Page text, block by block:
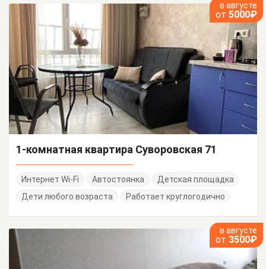
в августе
от 5000₽
1-комнатная квартира Суворовская 71
Интернет Wi-Fi Автостоянка
Детская площадка
Дети любого возраста
Работает круглогодично
в августе
от 3500₽